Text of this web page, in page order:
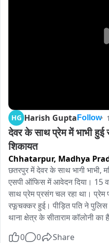
HG Harish Gupta Follow
देवर के साथ प्रेम में भाभी
शिकायत
Chhatarpur, Madhya
छतरपुर में देवर के साथ भागी भाभी,
एसपी ऑफिस में आवेदन दिया। 15
साथ प्रेम प्रसंग चल रहा था।
रफूचक्कर हुई। पीड़ित पति ने पुलिस
थाना क्षेत्र के सीताराम कॉलोनी का
0
0 Share